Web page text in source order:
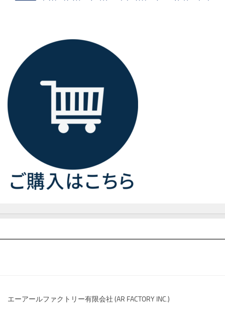
エーアールファクトリー有限会社 (AR FACTORY INC.)